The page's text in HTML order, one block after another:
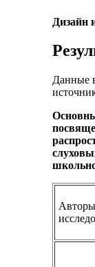
Дизайн
Данные